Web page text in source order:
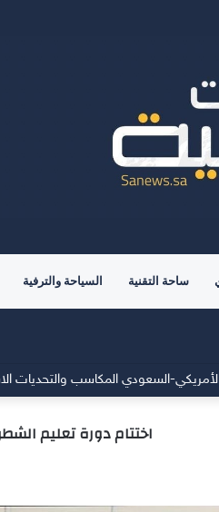
ساحة التقنية السياحة والترفية
السعودي المكاسب والتحديات
اختتام دورة تعليم